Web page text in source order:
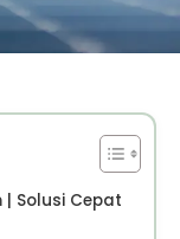
| Solusi Cepat